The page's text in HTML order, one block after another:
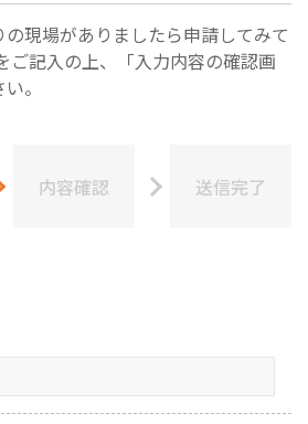
現場がありましたら申請してみて
ご記入の上、「入力内容の確認画
。
内容確認 送信完了